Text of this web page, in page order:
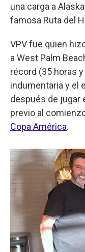
una carga a
famosa Ruta del
VPV fue quien
a West Palm
récord (35 horas
indumentaria y el
después de jugar
previo al
Copa América.